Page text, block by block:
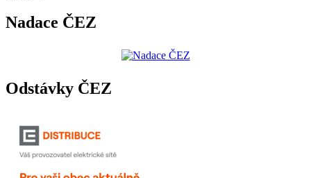
Nadace ČEZ
Odstávky ČEZ